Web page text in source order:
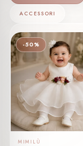
ACCESSORI
-50%
MIMILÙ